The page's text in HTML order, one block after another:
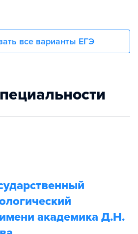
все варианты ЕГЭ
академика Д.Н.